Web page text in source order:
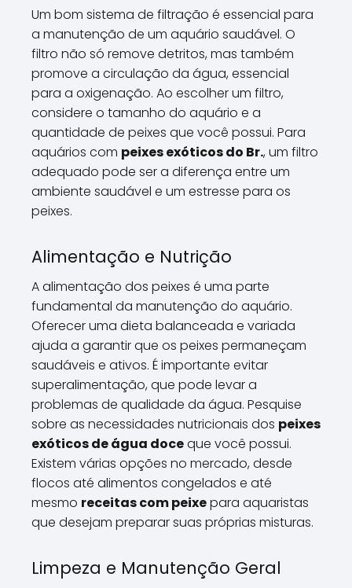
Um bom sistema de filtração é essencial para
a manutenção de um aquário saudável. O
filtro não só remove detritos, mas também
promove a circulação da água, essencial
para a oxigenação. Ao escolher um filtro,
considere o tamanho do aquário e a
quantidade de peixes que você possui. Para
aquários com peixes exóticos do Br., um filtro
adequado pode ser a diferença entre um
ambiente saudável e um estresse para os
peixes.
Alimentação e Nutrição
A alimentação dos peixes é uma parte
fundamental da manutenção do aquário.
Oferecer uma dieta balanceada e variada
ajuda a garantir que os peixes permaneçam
saudáveis e ativos. É importante evitar
superalimentação, que pode levar a
problemas de qualidade da água. Pesquise
sobre as necessidades nutricionais dos peixes
exóticos de água doceque você possui.
Existem várias opções no mercado, desde
flocos até alimentos congelados e até
mesmo receitas com peixepara aquaristas
que desejam preparar suas próprias misturas.
Limpeza e Manutenção Geral